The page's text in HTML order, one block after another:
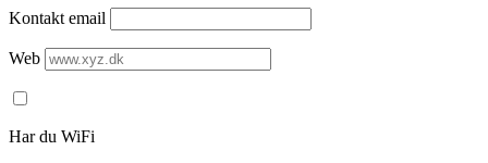
Kontakt email
Web
Har du WiFi